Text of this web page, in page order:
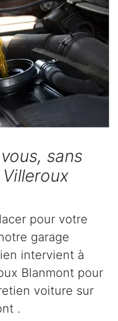
sans
pour votre
garage
intervient à
Blanmont pour
voiture sur
.